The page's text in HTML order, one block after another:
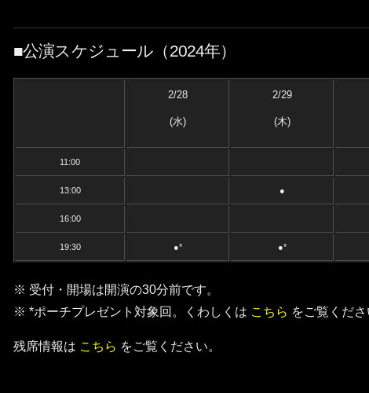
■公演スケジュール（2024年）
2/28
(水)
2/29
(木)
11:00
13:00 ●
16:00
19:30 ●* ●*
※ 受付・開場は開演の30分前です。
※ *ポーチプレゼント対象回。くわしくは こちら をご覧くだ
残席情報は こちら をご覧ください。